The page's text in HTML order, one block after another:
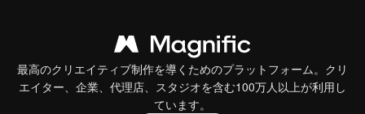
最高のクリエイティブ制作を導くためのプラットフォーム。クリ
エイター、企業、代理店、スタジオを含む100万人以上が利用し
ています。